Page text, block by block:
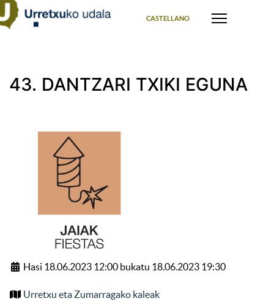
CASTELLANO
43. DANTZARI TXIKI EGUNA
Hasi 18.06.2023 12:00 bukatu 18.06.2023 19:30
Urretxu eta Zumarragako kaleak